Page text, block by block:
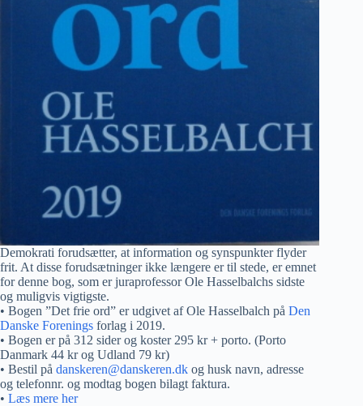
Demokrati forudsætter, at information og synspunkter flyder
frit. At disse forudsætninger ikke længere er til stede, er emnet
for denne bog, som er juraprofessor Ole Hasselbalchs sidste
og muligvis vigtigste.
• Bogen ”Det frie ord” er udgivet af Ole Hasselbalch på Den
Danske Forenings forlag i 2019.
• Bogen er på 312 sider og koster 295 kr + porto. (Porto
Danmark 44 kr og Udland 79 kr)
• Bestil på danskeren@danskeren.dk og husk navn, adresse
og telefonnr. og modtag bogen bilagt faktura.
• Læs mere her